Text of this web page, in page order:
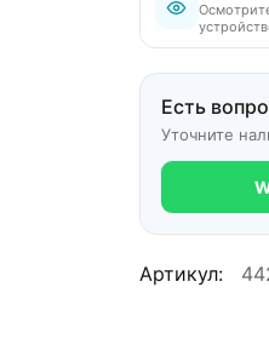
Есть
Уточните
Артикул: